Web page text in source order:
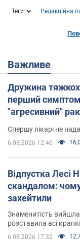
Теги Редакційна
Важливе
Дружина
перший
"агресивний" рак
Спершу лікарі не
6.08.2026 12:46
Відпустка Лесі
скандалом:
захейтили
Знаменитість
розставила всі
6.08.2026 17:32